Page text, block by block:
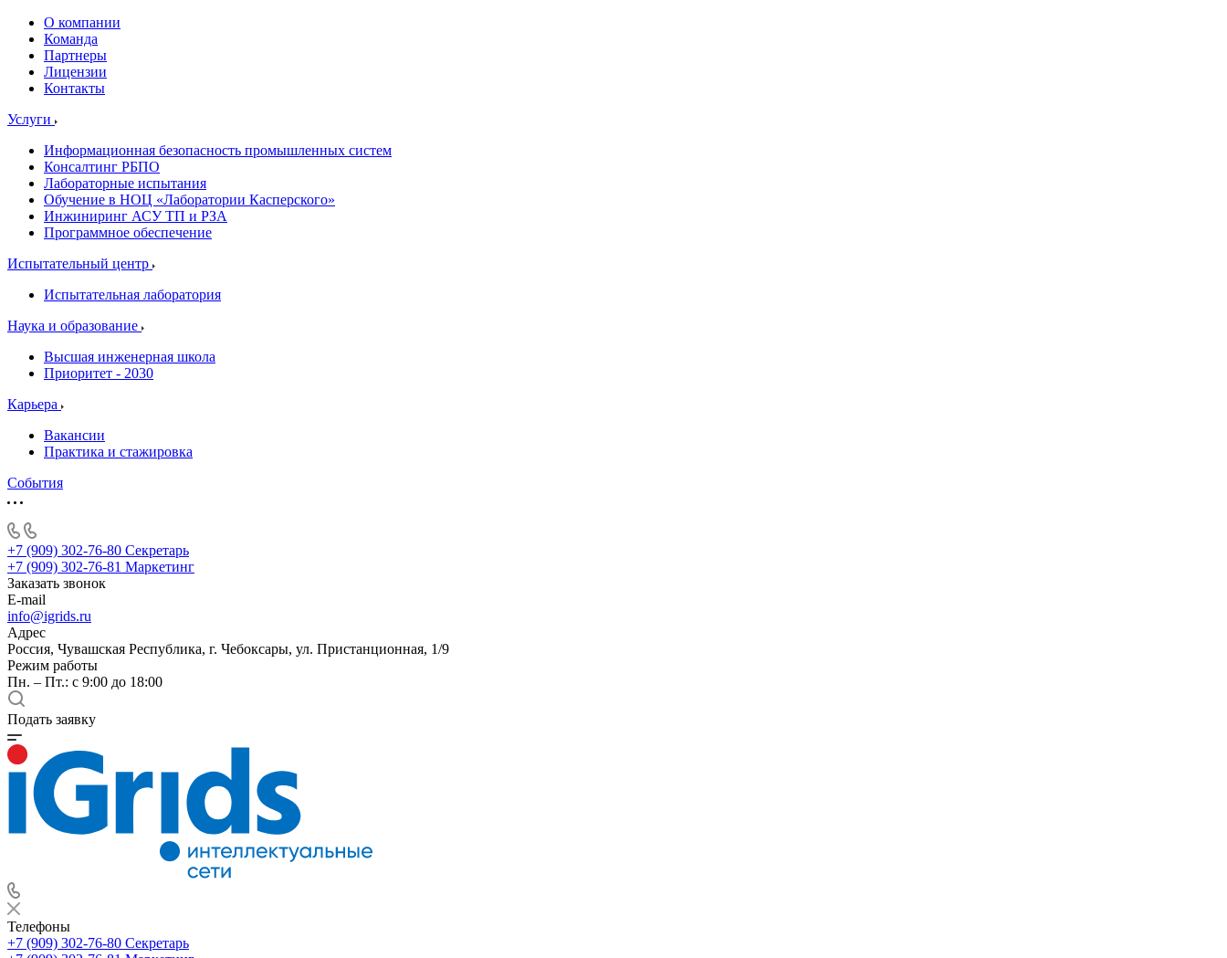
О компании
Команда
Партнеры
Лицензии
Контакты
Услуги
Информационная безопасность промышленных систем
Консалтинг РБПО
Лабораторные испытания
Обучение в НОЦ «Лаборатории Касперского»
Инжиниринг АСУ ТП и РЗА
Программное обеспечение
Испытательный центр
Испытательная лаборатория
Наука и образование
Высшая инженерная школа
Приоритет - 2030
Карьера
Вакансии
Практика и стажировка
События
+7 (909) 302-76-80 Секретарь
+7 (909) 302-76-81 Маркетинг
Заказать звонок
E-mail
info@igrids.ru
Адрес
Россия, Чувашская Республика, г. Чебоксары, ул. Пристанционная, 1/9
Режим работы
Пн. – Пт.: с 9:00 до 18:00
Подать заявку
Телефоны
+7 (909) 302-76-80 Секретарь